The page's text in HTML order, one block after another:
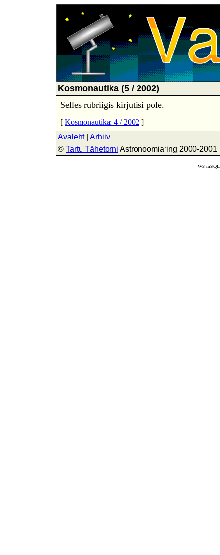
Kosmonautika (5 / 2002)
Selles rubriigis kirjutisi pole.
[ Kosmonautika: 4 / 2002 ]
Avaleht| Arhiiv
© Tartu Tähetorni Astronoomiaring 2000-2001
W3-